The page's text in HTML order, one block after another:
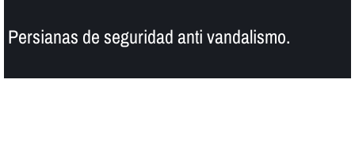
Persianas de seguridad anti vandalismo.